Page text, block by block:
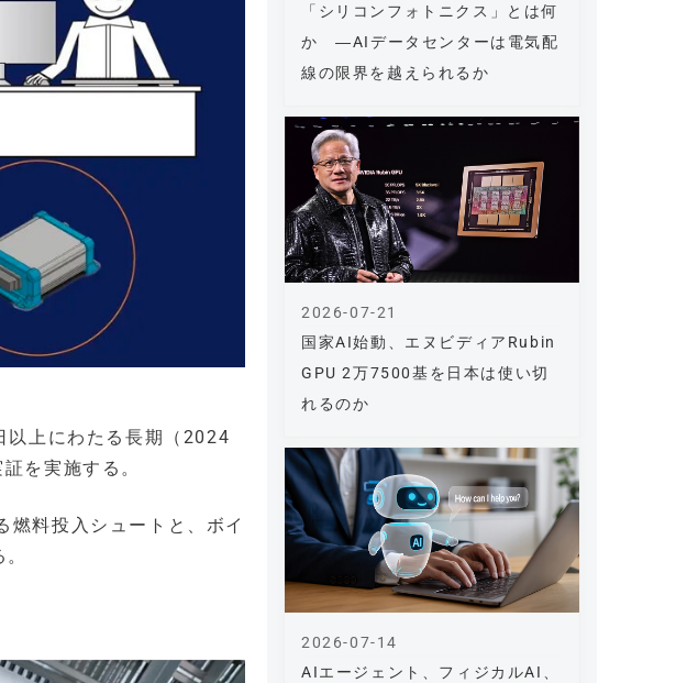
以上にわたる長期（2024
を実施する。
料投入シュートと、ボイ
「シリコンフォトニクス」とは何
か ―AIデータセンターは電気配
線の限界を越えられるか
国家AI始動、エヌビディアRubin
GPU 2万7500基を日本は使い切
れるのか
2026-07-21
AIエージェント、フィジカルAI、
2026-07-14